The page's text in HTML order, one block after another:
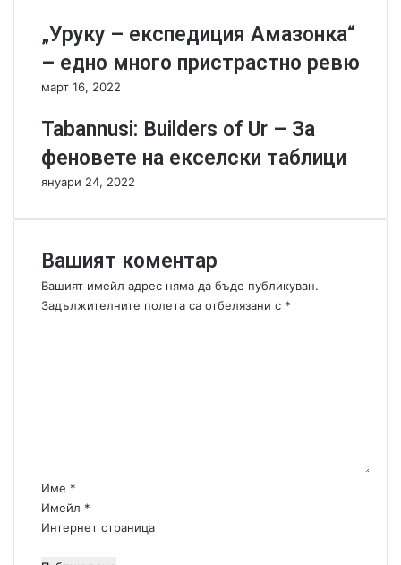
ъ
а
в
н
щ
т
о
„Уруку – експедиция Амазонка“
– едно много пристрастно ревю
март 16, 2022
Tabannusi: Builders of Ur – За
феновете на екселски таблици
януари 24, 2022
Вашият коментар
Вашият имейл адрес няма да бъде публикуван.
Задължителните полета са отбелязани с *
:
*
Име *
Имейл *
Интернет страница